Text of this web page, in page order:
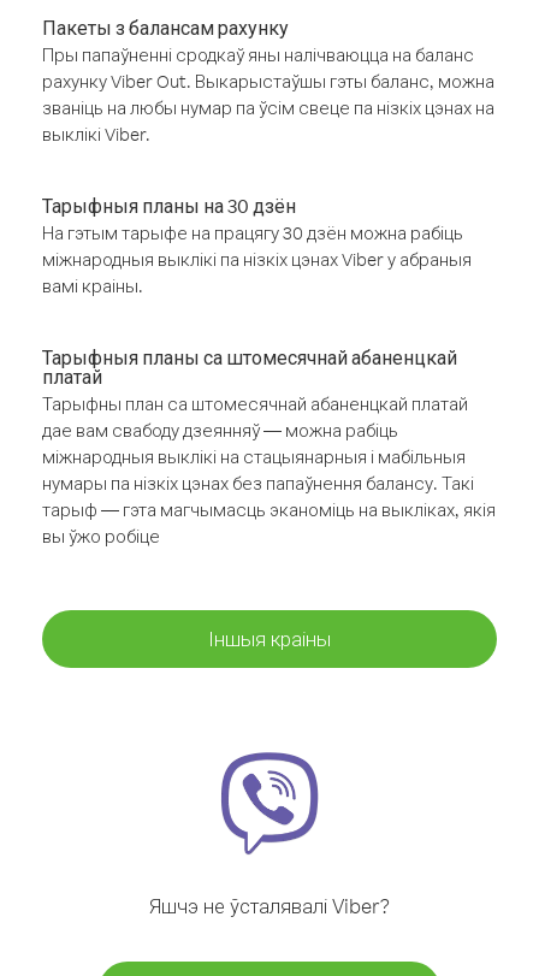
Пакеты з балансам рахунку
Пры папаўненні сродкаў яны налічваюцца на баланс
рахунку Viber Out. Выкарыстаўшы гэты баланс, можна
званіць на любы нумар па ўсім свеце па нізкіх цэнах на
выклікі Viber.
Тарыфныя планы на 30 дзён
На гэтым тарыфе на працягу 30 дзён можна рабіць
міжнародныя выклікі па нізкіх цэнах Viber у абраныя
вамі краіны.
Тарыфныя планы са штомесячнай абаненцкай
платай
Тарыфны план са штомесячнай абаненцкай платай
дае вам свабоду дзеянняў — можна рабіць
міжнародныя выклікі на стацыянарныя і мабільныя
нумары па нізкіх цэнах без папаўнення балансу. Такі
тарыф — гэта магчымасць эканоміць на выкліках, якія
вы ўжо робіце
Іншыя краіны
Яшчэ не ўсталявалі Viber?